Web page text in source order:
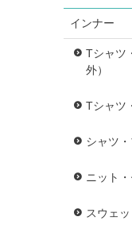
インナー
Tシャツ
外）
Tシャツ
シャツ
ニット
スウェ